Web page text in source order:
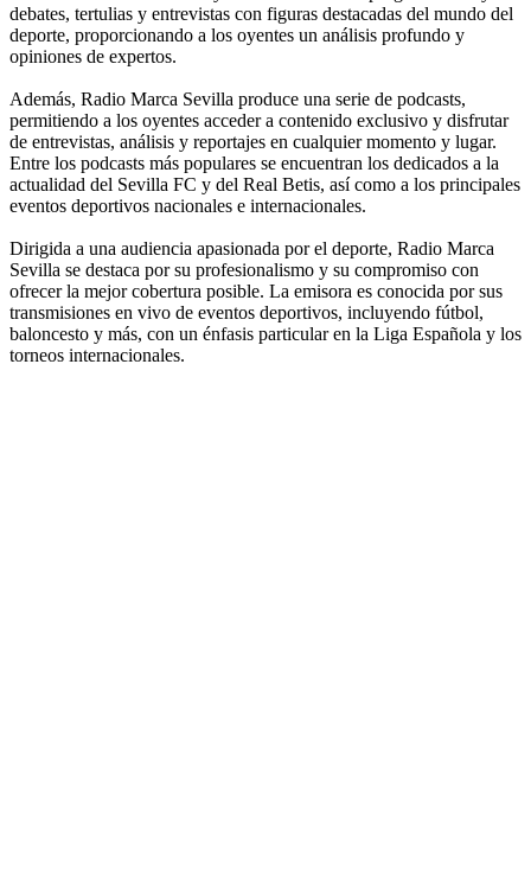
debates, tertulias y entrevistas con figuras destacadas del mundo del
deporte, proporcionando a los oyentes un análisis profundo y
opiniones de expertos.
Además, Radio Marca Sevilla produce una serie de podcasts,
permitiendo a los oyentes acceder a contenido exclusivo y disfrutar
de entrevistas, análisis y reportajes en cualquier momento y lugar.
Entre los podcasts más populares se encuentran los dedicados a la
actualidad del Sevilla FC y del Real Betis, así como a los principales
eventos deportivos nacionales e internacionales.
Dirigida a una audiencia apasionada por el deporte, Radio Marca
Sevilla se destaca por su profesionalismo y su compromiso con
ofrecer la mejor cobertura posible. La emisora es conocida por sus
transmisiones en vivo de eventos deportivos, incluyendo fútbol,
baloncesto y más, con un énfasis particular en la Liga Española y los
torneos internacionales.